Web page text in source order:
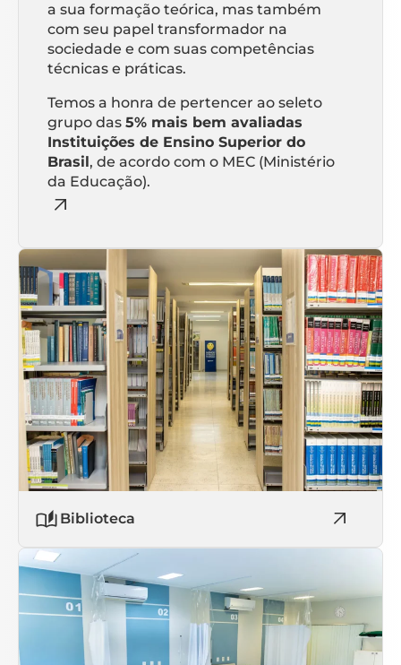
a sua formação teórica, mas também
com seu papel transformador na
sociedade e com suas competências
técnicas e práticas.
Temos a honra de pertencer ao seleto
grupo das 5% mais bem avaliadas
Instituições de Ensino Superior do
Brasil, de acordo com o MEC (Ministério
da Educação).
Biblioteca